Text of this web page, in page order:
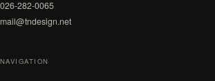
026-282-0065
mail@tndesign.net
NAVIGATION